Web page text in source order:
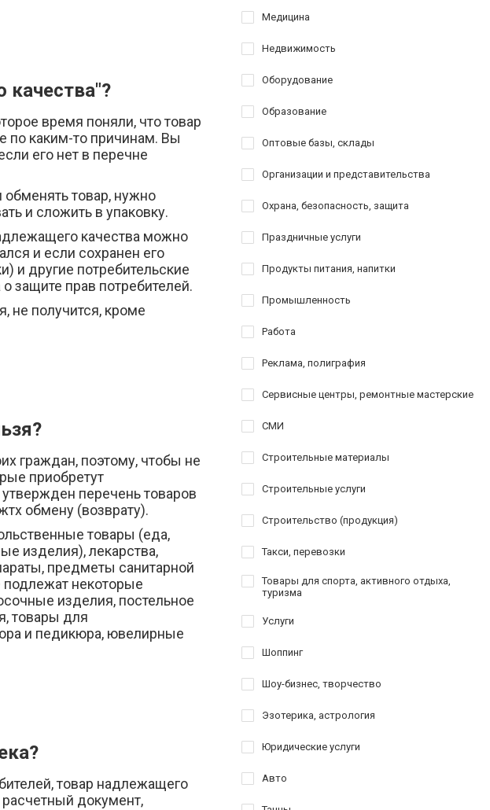
качества"?
время поняли, что товар
по каким-то причинам. Вы
его нет в перечне
товар, нужно
и сложить в упаковку.
качества можно
и если сохранен его
и другие потребительские
защите прав потребителей.
не получится, кроме
граждан, поэтому, чтобы не
приобретут
перечень товаров
обмену (возврату).
товары (еда,
изделия), лекарства,
предметы санитарной
подлежат некоторые
изделия, постельное
товары для
и педикюра, ювелирные
товар надлежащего
документ,
Медицина
Недвижимость
Оборудование
Образование
Оптовые базы, склады
Организации и представительства
Охрана, безопасность, защита
Праздничные услуги
Продукты питания, напитки
Промышленность
Работа
Реклама, полиграфия
Сервисные центры, ремонтные мастерские
СМИ
Строительные материалы
Строительные услуги
Строительство (продукция)
Такси, перевозки
Товары для спорта, активного отдыха,
туризма
Услуги
Шоппинг
Шоу-бизнес, творчество
Эзотерика, астрология
Юридические услуги
Авто